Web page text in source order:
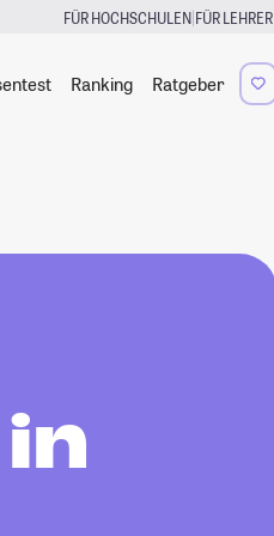
FÜR HOCHSCHULEN|FÜR LEHRER
Ranking Ratgeber